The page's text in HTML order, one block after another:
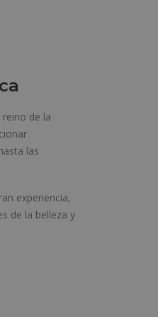
de la
las
experiencia,
de la belleza y